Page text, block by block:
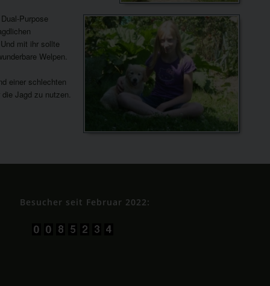
Purpose
mit ihr sollte
Welpen.
einer schlechten
Jagd zu nutzen.
Besucher seit Februar 2022: